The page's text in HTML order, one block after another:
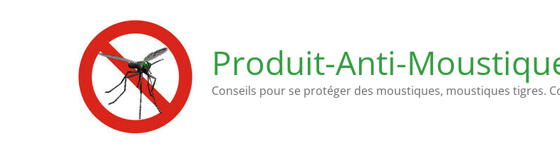
Produit-Anti-
Conseils pour se protéger des moustiques, moustiques tigres.